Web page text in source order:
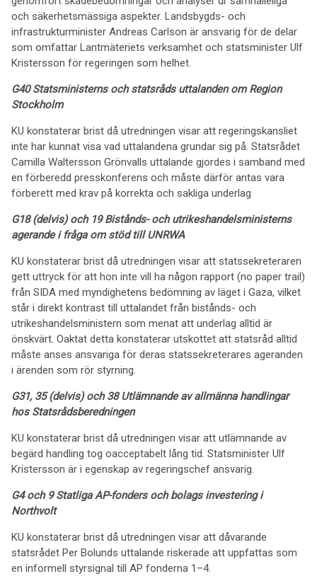
och säkerhetsmässiga aspekter. Landsbygds- och
infrastrukturminister Andreas Carlson är ansvarig för de delar
som omfattar Lantmäteriets verksamhet och statsminister Ulf
Kristersson för regeringen som helhet.
G40 Statsministerns och statsråds uttalanden om Region
Stockholm
KU konstaterar brist då utredningen visar att regeringskansliet
inte har kunnat visa vad uttalandena grundar sig på. Statsrådet
Camilla Waltersson Grönvalls uttalande gjordes i samband med
en förberedd presskonferens och måste därför antas vara
förberett med krav på korrekta och sakliga underlag
G18 (delvis) och 19 Bistånds- och utrikeshandelsministerns
agerande i fråga om stöd till UNRWA
KU konstaterar brist då utredningen visar att statssekreteraren
gett uttryck för att hon inte vill ha någon rapport (no paper trail)
från SIDA med myndighetens bedömning av läget i Gaza, vilket
står i direkt kontrast till uttalandet från bistånds- och
utrikeshandelsministern som menat att underlag alltid är
önskvärt. Oaktat detta konstaterar utskottet att statsråd alltid
måste anses ansvariga för deras statssekreterares ageranden
i ärenden som rör styrning.
G31, 35 (delvis) och 38 Utlämnande av allmänna handlingar
hos Statsrådsberedningen
KU konstaterar brist då utredningen visar att utlämnande av
begärd handling tog oacceptabelt lång tid. Statsminister Ulf
Kristersson är i egenskap av regeringschef ansvarig.
G4 och 9 Statliga AP-fonders och bolags investering i
Northvolt
KU konstaterar brist då utredningen visar att dåvarande
statsrådet Per Bolunds uttalande riskerade att uppfattas som
en informell styrsignal till AP fonderna 1–4.